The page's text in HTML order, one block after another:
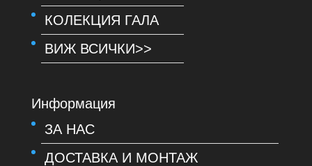
КОЛЕКЦИЯ ГАЛА
ВИЖ ВСИЧКИ>>
Информация
ЗА НАС
ДОСТАВКА И МОНТАЖ